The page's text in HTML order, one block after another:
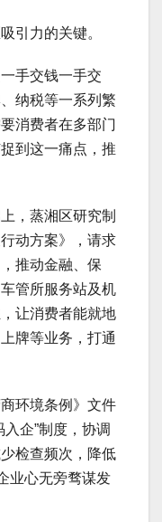
引力的关键。
手交钱一手交
纳税等一系列繁
消费者在多部门
到这一痛点，推
，蒸湘区研究制
动方案》，请求
推动金融、保
管所服务站及机
让消费者能就地
牌等业务，打通
环境条例》文件
企”制度，协调
检查频次，降低
业心无旁骛谋发